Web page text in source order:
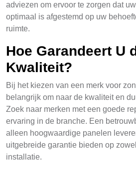
adviezen om ervoor te zorgen dat
optimaal is afgestemd op uw
ruimte.
Hoe Garandeert U
Kwaliteit?
Bij het kiezen van een merk voor
belangrijk om naar de kwaliteit en
Zoek naar merken met een goede
ervaring in de branche. Een
alleen hoogwaardige panelen
uitgebreide garantie bieden op
installatie.